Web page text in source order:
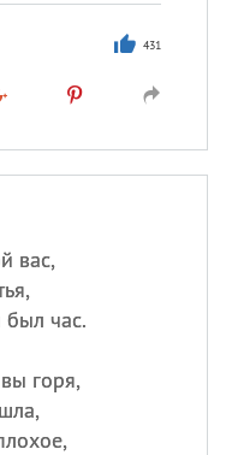
431
вас,
был час.
горя,